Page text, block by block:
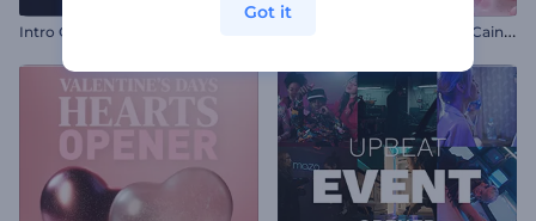
I
ntro - Corações Delicados Caindo
Got it